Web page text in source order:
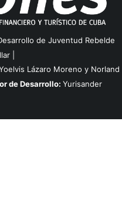
de Juventud Rebelde
|
Lázaro Moreno y Norland
de Desarrollo: Yurisander